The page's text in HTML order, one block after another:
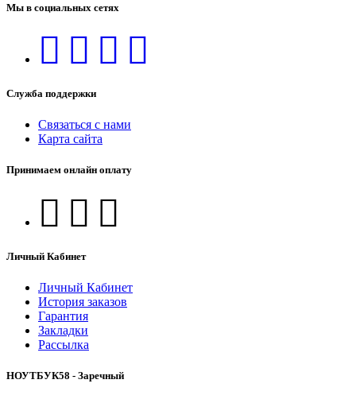
Мы в социальных сетях
Служба поддержки
Связаться с нами
Карта сайта
Принимаем онлайн оплату
Личный Кабинет
Личный Кабинет
История заказов
Гарантия
Закладки
Рассылка
НОУТБУК58 - Заречный